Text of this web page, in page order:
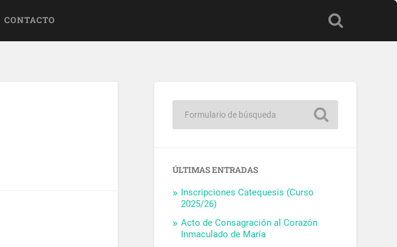
CONTACTO
ÚLTIMAS ENTRADAS
Inscripciones Catequesis (Curso
2025/26)
Acto de Consagración al Corazón
Inmaculado de María